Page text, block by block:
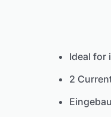
Ideal for
2